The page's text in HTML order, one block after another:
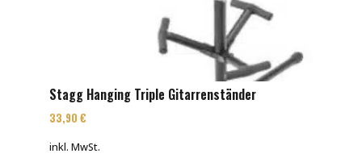
Stagg Hanging Triple Gitarrenständer
33,90 €
inkl. MwSt.